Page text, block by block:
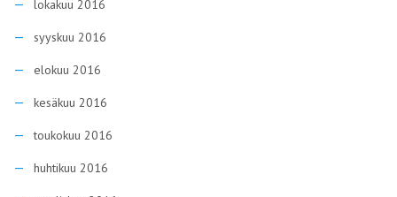
lokakuu 2016
syyskuu 2016
elokuu 2016
kesäkuu 2016
toukokuu 2016
huhtikuu 2016